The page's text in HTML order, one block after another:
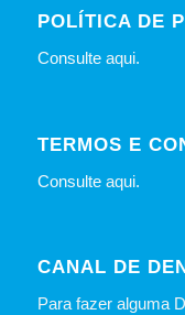
POLÍTICA DE
Consulte aqui.
TERMOS E
Consulte aqui.
CANAL DE
Para fazer alguma